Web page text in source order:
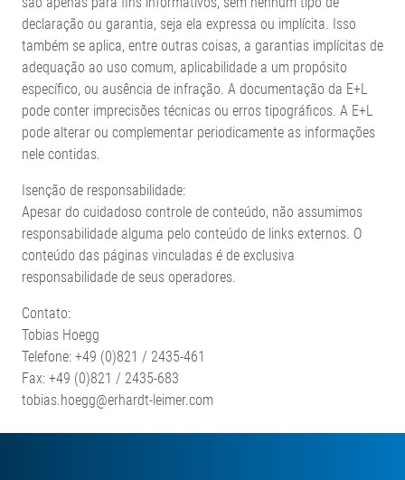
declaração ou garantia, seja ela expressa ou implícita. Isso
também se aplica, entre outras coisas, a garantias implícitas de
adequação ao uso comum, aplicabilidade a um propósito
específico, ou ausência de infração. A documentação da E+L
pode conter imprecisões técnicas ou erros tipográficos. A E+L
pode alterar ou complementar periodicamente as informações
nele contidas.
Isenção de responsabilidade:
Apesar do cuidadoso controle de conteúdo, não assumimos
responsabilidade alguma pelo conteúdo de links externos. O
conteúdo das páginas vinculadas é de exclusiva
responsabilidade de seus operadores.
Contato:
Tobias Hoegg
Telefone: +49 (0)821 / 2435-461
Fax: +49 (0)821 / 2435-683
tobias.hoegg@erhardt-leimer.com